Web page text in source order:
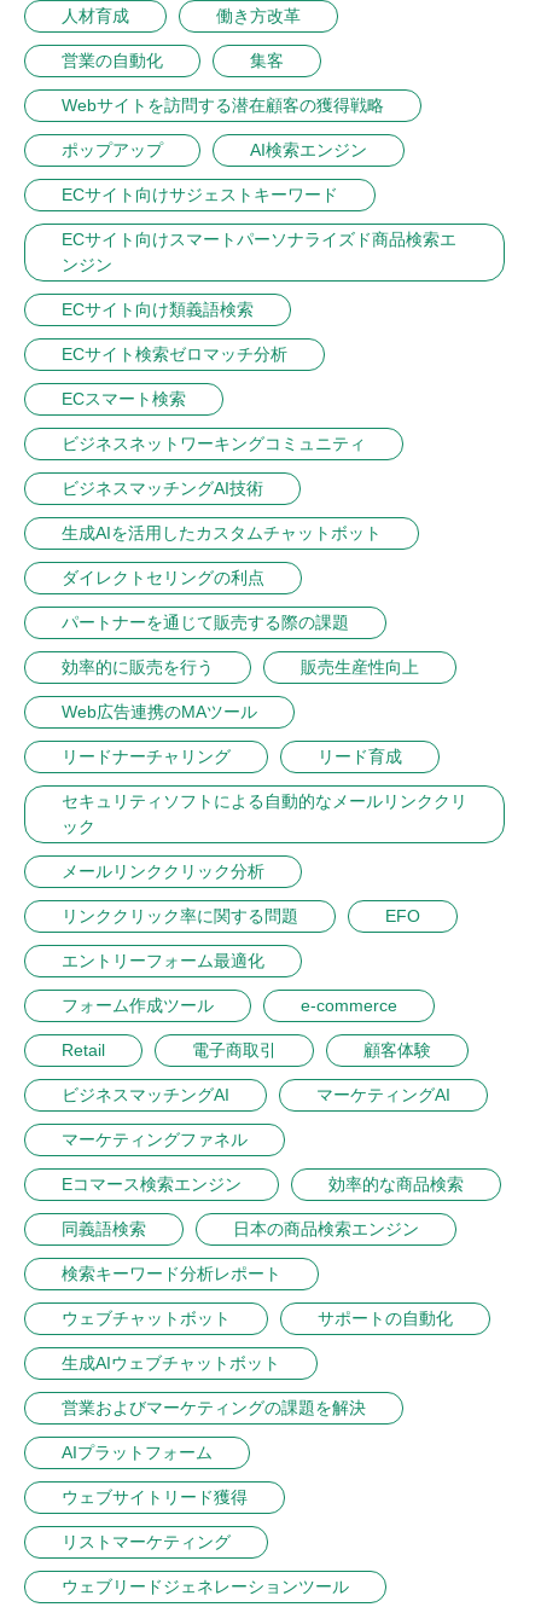
人材育成 働き方改革
営業の自動化 集客
Webサイトを訪問する潜在顧客の獲得戦略
ポップアップ AI検索エンジン
ECサイト向けサジェストキーワード
ECサイト向けスマートパーソナライズド商品検索エ
ンジン
ECサイト向け類義語検索
ECサイト検索ゼロマッチ分析
ECスマート検索
ビジネスネットワーキングコミュニティ
ビジネスマッチングAI技術
生成AIを活用したカスタムチャットボット
ダイレクトセリングの利点
パートナーを通じて販売する際の課題
効率的に販売を行う 販売生産性向上
Web広告連携のMAツール
リードナーチャリング リード育成
セキュリティソフトによる自動的なメールリンククリ
ック
メールリンククリック分析
リンククリック率に関する問題 EFO
エントリーフォーム最適化
フォーム作成ツール e-commerce
Retail 電子商取引 顧客体験
ビジネスマッチングAI マーケティングAI
マーケティングファネル
Eコマース検索エンジン 効率的な商品検索
同義語検索 日本の商品検索エンジン
検索キーワード分析レポート
ウェブチャットボット サポートの自動化
生成AIウェブチャットボット
営業およびマーケティングの課題を解決
AIプラットフォーム
ウェブサイトリード獲得
リストマーケティング
ウェブリードジェネレーションツール